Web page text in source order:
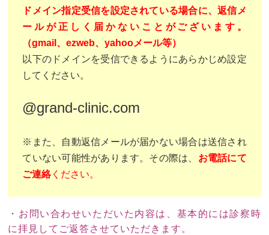
ドメイン指定受信を設定されている場合に、返信メ
ールが正しく届かないことがございます。
（gmail、ezweb、yahooメール等）
以下のドメインを受信できるようにあらかじめ設定
してください。
@grand-clinic.com
※また、自動返信メールが届かない場合は送信され
ていない可能性があります。その際は、 お電話にて
ご連絡ください。
・お問い合わせいただいた内容は、基本的には診察時
に拝見してご返答させていただきます。